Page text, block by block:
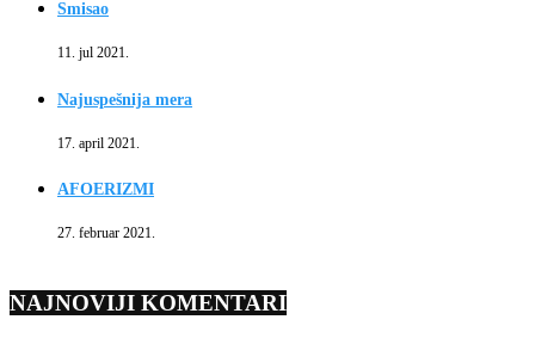
Smisao
11. jul 2021.
Najuspešnija mera
17. april 2021.
AFOERIZMI
27. februar 2021.
NAJNOVIJI KOMENTARI